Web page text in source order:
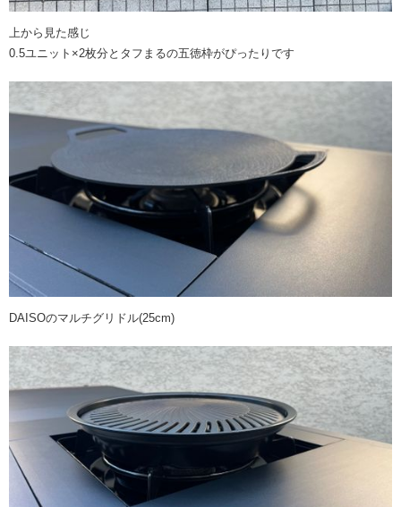
上から見た感じ
0.5ユニット×2枚分とタフまるの五徳枠がぴったりです
DAISOのマルチグリドル(25cm)